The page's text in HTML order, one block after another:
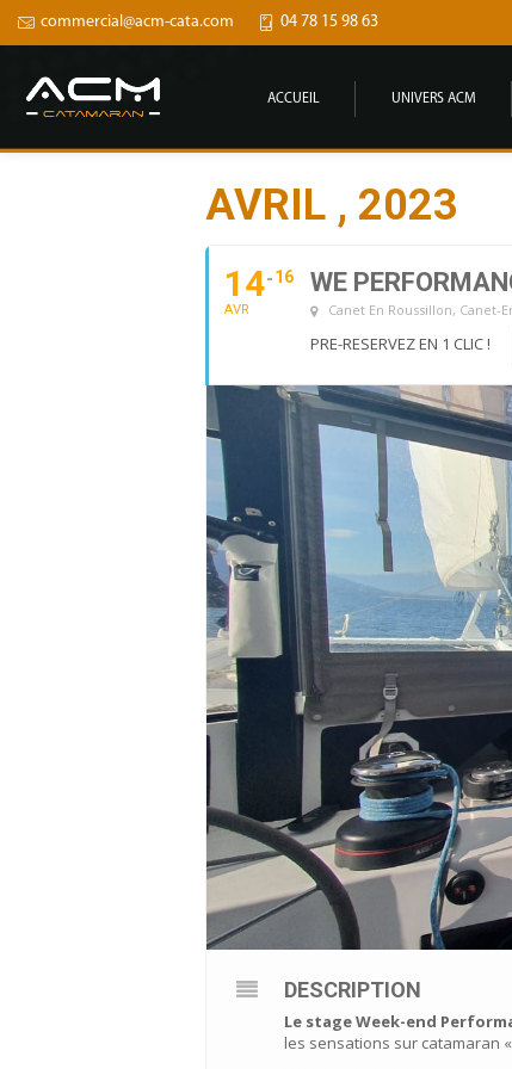
commercial@acm-cata.com 04 78 15 98 63
ACCUEIL UNIVERS ACM
AVRIL , 2023
14
AVR
16 WE
Canet En Roussillon, Canet-
PRE-RESERVEZ EN 1 CLIC !
DESCRIPTION
Le stage Week-end
les sensations sur catamaran